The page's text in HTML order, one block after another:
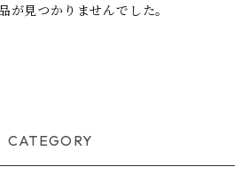
が見つかりませんでした。
CATEGORY